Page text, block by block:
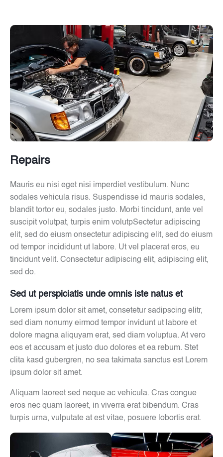
Repairs
Mauris eu nisi eget nisi imperdiet vestibulum. Nunc
sodales vehicula risus. Suspendisse id mauris sodales,
blandit tortor eu, sodales justo. Morbi tincidunt, ante vel
suscipit volutpat, turpis enim volutpSectetur adipiscing
elit, sed do eiusm onsectetur adipiscing elit, sed do eiusm
od tempor incididunt ut labore. Ut vel placerat eros, eu
tincidunt velit. Consectetur adipiscing elit, adipiscing elit,
sed do.
Sed ut perspiciatis unde omnis iste natus et
Lorem ipsum dolor sit amet, consetetur sadipscing elitr,
sed diam nonumy eirmod tempor invidunt ut labore et
dolore magna aliquyam erat, sed diam voluptua. At vero
eos et accusam et justo duo dolores et ea rebum. Stet
clita kasd gubergren, no sea takimata sanctus est Lorem
ipsum dolor sit amet.
Aliquam laoreet sed neque ac vehicula. Cras congue
eros nec quam laoreet, in viverra erat bibendum. Cras
turpis urna, vulputate at est vitae, posuere lobortis erat.